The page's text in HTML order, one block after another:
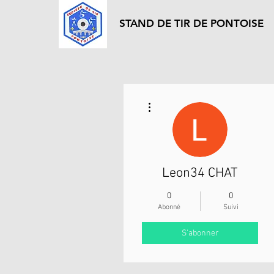
STAND DE TIR DE PONTOISE
Leon34 CHAT
0
Abonné
0
Suivi
S'abonner